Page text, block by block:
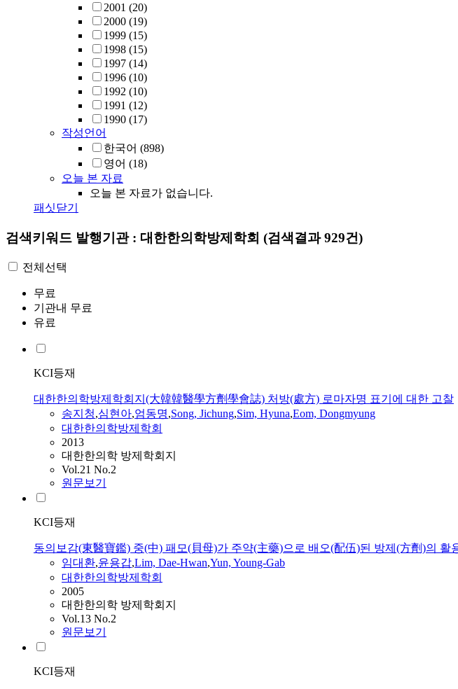
2001 (20)
2000 (19)
1999 (15)
1998 (15)
1997 (14)
1996 (10)
1992 (10)
1991 (12)
1990 (17)
작성언어
한국어 (898)
영어 (18)
오늘 본 자료
오늘 본 자료가 없습니다.
패싯닫기
검색키워드 발행기관 : 대한한의학방제학회 (검색결과 929건)
전체선택
무료
기관내 무료
유료
KCI등재
대한한의학방제학회지(大韓韓醫學方劑學會誌) 처방(處方) 로마자명 표기에 대한 고찰
송지청,심현아,엄동명,Song, Jichung,Sim, Hyuna,Eom, Dongmyung
대한한의학방제학회
2013
대한한의학 방제학회지
Vol.21 No.2
원문보기
KCI등재
동의보감(東醫寶鑑) 중(中) 패모(貝母)가 주약(主藥)으로 배오(配伍)된 방제(方劑)의 활
임대환,윤용갑,Lim, Dae-Hwan,Yun, Young-Gab
대한한의학방제학회
2005
대한한의학 방제학회지
Vol.13 No.2
원문보기
KCI등재